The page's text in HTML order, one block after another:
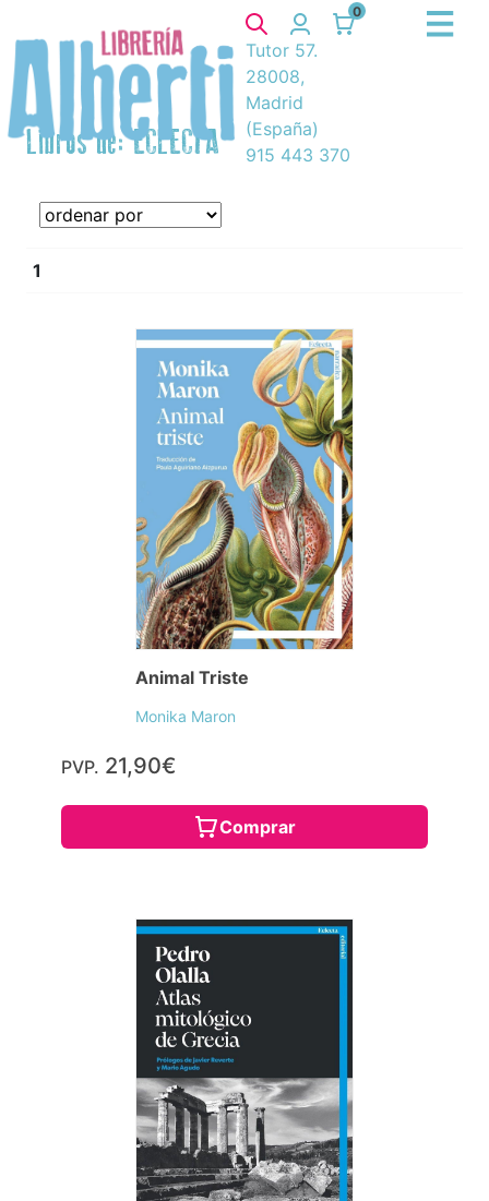
0
Tutor 57.
28008,
Madrid
(España)
915 443 370
Libros de: ECLECTA
1
Animal Triste
Monika Maron
PVP. 21,90€
Comprar